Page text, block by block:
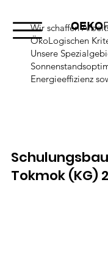
OEKO
Wir schaffen
ÖkoLogischen
Unsere
Energieeffizienz
Tokmok (KG)